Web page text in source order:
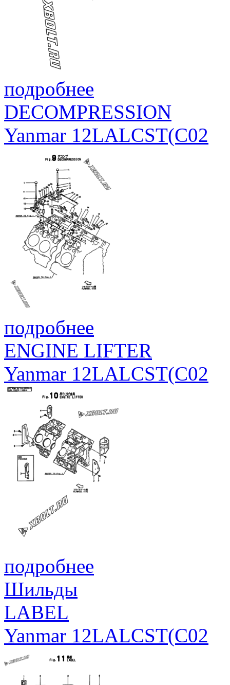
подробнее
DECOMPRESSION
Yanmar 12LALCST(C02
подробнее
ENGINE LIFTER
Yanmar 12LALCST(C02
подробнее
Шильды
LABEL
Yanmar 12LALCST(C02